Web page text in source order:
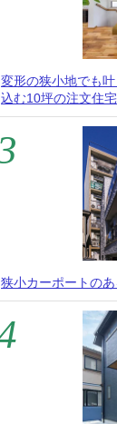
変形の狭小地でも
込む10坪の注文住宅
狭小カーポートの